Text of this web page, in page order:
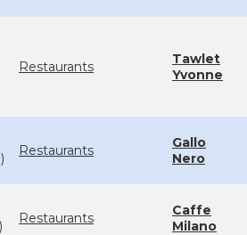
Restaurants
Tawlet
Yvonne
Restaurants
Gallo
Nero
Restaurants
Caffe
Milano